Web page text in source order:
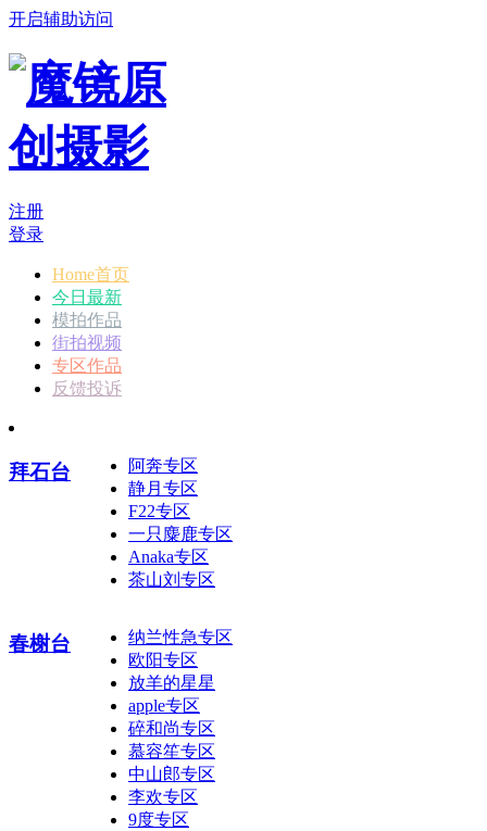
开启辅助访问
注册
登录
Home首页
今日最新
模拍作品
街拍视频
专区作品
反馈投诉
拜石台
阿奔专区
静月专区
F22专区
一只麋鹿专区
Anaka专区
茶山刘专区
春榭台
纳兰性急专区
欧阳专区
放羊的星星
apple专区
碎和尚专区
慕容笙专区
中山郎专区
李欢专区
9度专区